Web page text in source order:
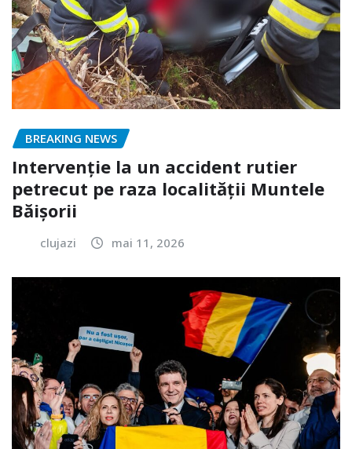
BREAKING NEWS
Intervenție la un accident rutier
petrecut pe raza localității Muntele
Băișorii
clujazi mai 11, 2026